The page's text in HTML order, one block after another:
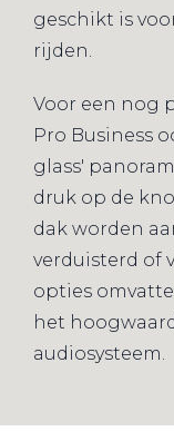
geschikt is
rijden.
Voor een nog
Pro Business
glass'
druk op de
dak worden
verduisterd of
opties
het
audiosysteem.